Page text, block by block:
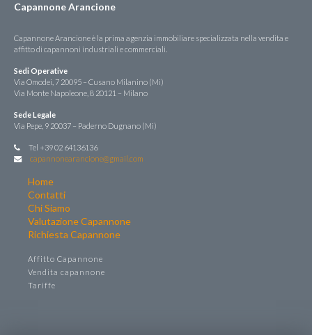
Capannone Arancione
Capannone Arancione è la prima agenzia immobiliare specializzata nella vendita e
affitto di capannoni industriali e commerciali.
Sedi Operative
Via Omodei, 7 20095 – Cusano Milanino (Mi)
Via Monte Napoleone, 8 20121 – Milano
Sede Legale
Via Pepe, 9 20037 – Paderno Dugnano (Mi)
Tel +39 02 64136136
capannonearancione@gmail.com
Home
Contatti
Chi Siamo
Valutazione Capannone
Richiesta Capannone
Affitto Capannone
Vendita capannone
Tariffe